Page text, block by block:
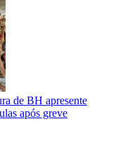
de BH apresente
após greve